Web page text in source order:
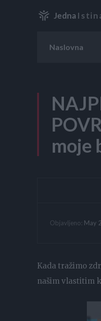
Jedna
Naslovna
moje
Objavljeno: May
Kada tražimo
našim vlastitim